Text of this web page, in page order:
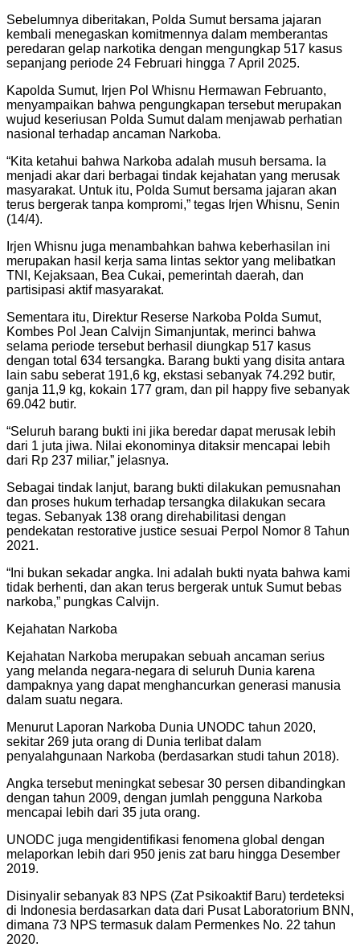
Sebelumnya diberitakan, Polda Sumut bersama jajaran
kembali menegaskan komitmennya dalam memberantas
peredaran gelap narkotika dengan mengungkap 517 kasus
sepanjang periode 24 Februari hingga 7 April 2025.
Kapolda Sumut, Irjen Pol Whisnu Hermawan Februanto,
menyampaikan bahwa pengungkapan tersebut merupakan
wujud keseriusan Polda Sumut dalam menjawab perhatian
nasional terhadap ancaman Narkoba.
“Kita ketahui bahwa Narkoba adalah musuh bersama. Ia
menjadi akar dari berbagai tindak kejahatan yang merusak
masyarakat. Untuk itu, Polda Sumut bersama jajaran akan
terus bergerak tanpa kompromi,” tegas Irjen Whisnu, Senin
(14/4).
Irjen Whisnu juga menambahkan bahwa keberhasilan ini
merupakan hasil kerja sama lintas sektor yang melibatkan
TNI, Kejaksaan, Bea Cukai, pemerintah daerah, dan
partisipasi aktif masyarakat.
Sementara itu, Direktur Reserse Narkoba Polda Sumut,
Kombes Pol Jean Calvijn Simanjuntak, merinci bahwa
selama periode tersebut berhasil diungkap 517 kasus
dengan total 634 tersangka. Barang bukti yang disita antara
lain sabu seberat 191,6 kg, ekstasi sebanyak 74.292 butir,
ganja 11,9 kg, kokain 177 gram, dan pil happy five sebanyak
69.042 butir.
“Seluruh barang bukti ini jika beredar dapat merusak lebih
dari 1 juta jiwa. Nilai ekonominya ditaksir mencapai lebih
dari Rp 237 miliar,” jelasnya.
Sebagai tindak lanjut, barang bukti dilakukan pemusnahan
dan proses hukum terhadap tersangka dilakukan secara
tegas. Sebanyak 138 orang direhabilitasi dengan
pendekatan restorative justice sesuai Perpol Nomor 8 Tahun
2021.
“Ini bukan sekadar angka. Ini adalah bukti nyata bahwa kami
tidak berhenti, dan akan terus bergerak untuk Sumut bebas
narkoba,” pungkas Calvijn.
Kejahatan Narkoba
Kejahatan Narkoba merupakan sebuah ancaman serius
yang melanda negara-negara di seluruh Dunia karena
dampaknya yang dapat menghancurkan generasi manusia
dalam suatu negara.
Menurut Laporan Narkoba Dunia UNODC tahun 2020,
sekitar 269 juta orang di Dunia terlibat dalam
penyalahgunaan Narkoba (berdasarkan studi tahun 2018).
Angka tersebut meningkat sebesar 30 persen dibandingkan
dengan tahun 2009, dengan jumlah pengguna Narkoba
mencapai lebih dari 35 juta orang.
UNODC juga mengidentifikasi fenomena global dengan
melaporkan lebih dari 950 jenis zat baru hingga Desember
2019.
Disinyalir sebanyak 83 NPS (Zat Psikoaktif Baru) terdeteksi
di Indonesia berdasarkan data dari Pusat Laboratorium BNN,
dimana 73 NPS termasuk dalam Permenkes No. 22 tahun
2020.